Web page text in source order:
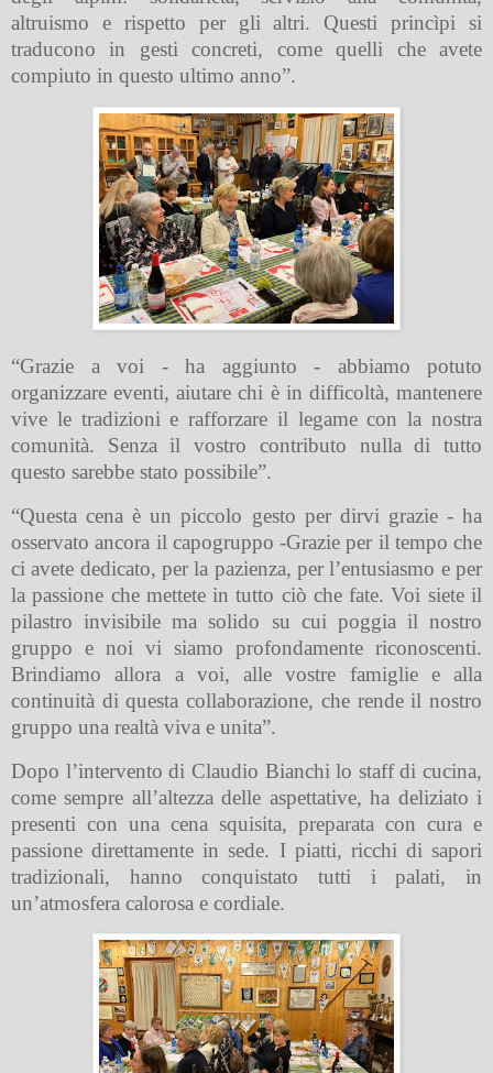
altruismo e rispetto per gli altri. Questi princìpi si
traducono in gesti concreti, come quelli che avete
compiuto in questo ultimo anno”.
“Grazie a voi - ha aggiunto - abbiamo potuto
organizzare eventi, aiutare chi è in difficoltà, mantenere
vive le tradizioni e rafforzare il legame con la nostra
comunità. Senza il vostro contributo nulla di tutto
questo sarebbe stato possibile”.
“Questa cena è un piccolo gesto per dirvi grazie - ha
osservato ancora il capogruppo -Grazie per il tempo che
ci avete dedicato, per la pazienza, per l’entusiasmo e per
la passione che mettete in tutto ciò che fate. Voi siete il
pilastro invisibile ma solido su cui poggia il nostro
gruppo e noi vi siamo profondamente riconoscenti.
Brindiamo allora a voi, alle vostre famiglie e alla
continuità di questa collaborazione, che rende il nostro
gruppo una realtà viva e unita”.
Dopo l’intervento di Claudio Bianchi lo staff di cucina,
come sempre all’altezza delle aspettative, ha deliziato i
presenti con una cena squisita, preparata con cura e
passione direttamente in sede. I piatti, ricchi di sapori
tradizionali, hanno conquistato tutti i palati, in
un’atmosfera calorosa e cordiale.